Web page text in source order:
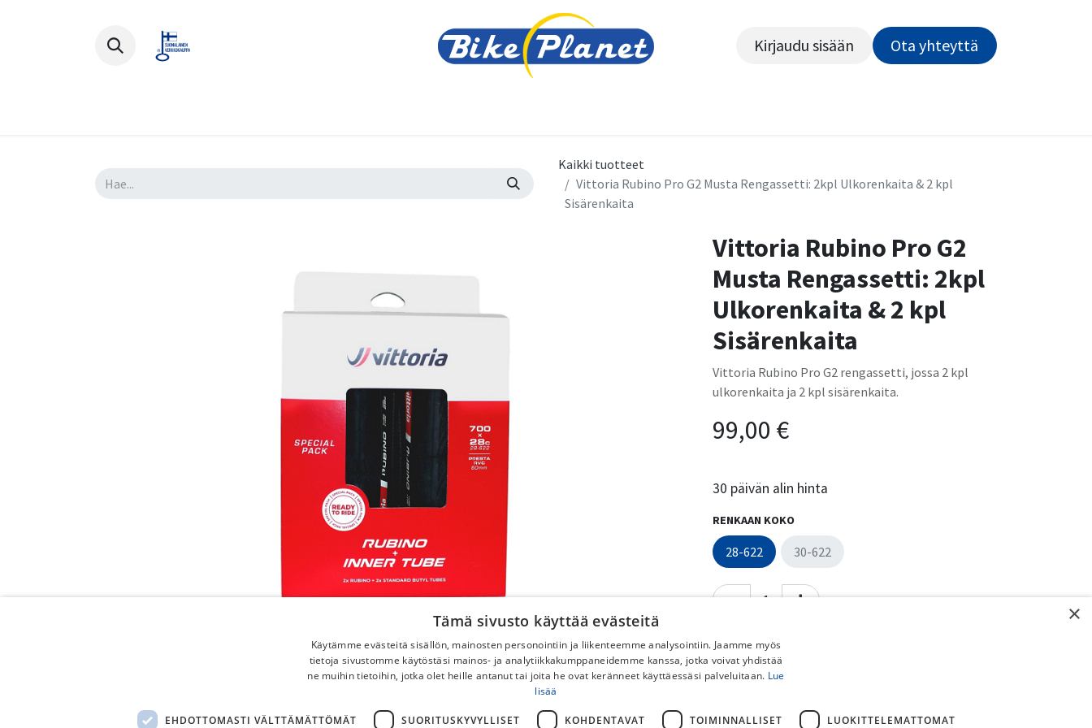
Kirjaudu sisään Ota yhteyttä​​​​​​
Kaikki tuotteet
Vittoria Rubino Pro G2 Musta Rengassetti: 2kpl Ulkorenkaita & 2 kpl
Sisärenkaita
Vittoria Rubino Pro G2
Musta Rengassetti: 2kpl
Ulkorenkaita & 2 kpl
Sisärenkaita
Vittoria Rubino Pro G2 rengassetti, jossa 2 kpl
ulkorenkaita ja 2 kpl sisärenkaita.
99,00 €
30 päivän alin hinta
RENKAAN KOKO
28-622 30-622
Lisää toivelistalle
×
Tämä sivusto käyttää evästeitä
Käytämme evästeitä sisällön, mainosten personointiin ja liikenteemme analysointiin. Jaamme myös
tietoja sivustomme käytöstäsi mainos- ja analytiikkakumppaneidemme kanssa, jotka voivat yhdistää
ne muihin tietoihin, jotka olet heille antanut tai joita he ovat keränneet käyttäessäsi palveluitaan. Lue
lisää
EHDOTTOMASTI VÄLTTÄMÄTTÖMÄT SUORITUSKYVYLLISET KOHDENTAVAT TOIMINNALLISET LUOKITTELEMATTOMAT